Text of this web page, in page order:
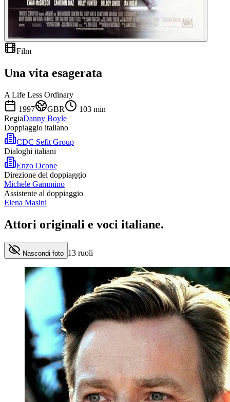
Film
Una vita esagerata
A Life Less Ordinary
1997
GBR 103 min
RegiaDanny Boyle
Doppiaggio italiano
CDC Sefit Group
Dialoghi italiani
Enzo Ocone
Direzione del doppiaggio
Michele Gammino
Assistente al doppiaggio
Elena Masini
Attori originali e voci italiane.
Nascondi foto 13 ruoli